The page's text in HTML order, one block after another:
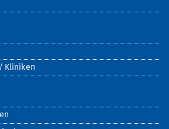
Kliniken